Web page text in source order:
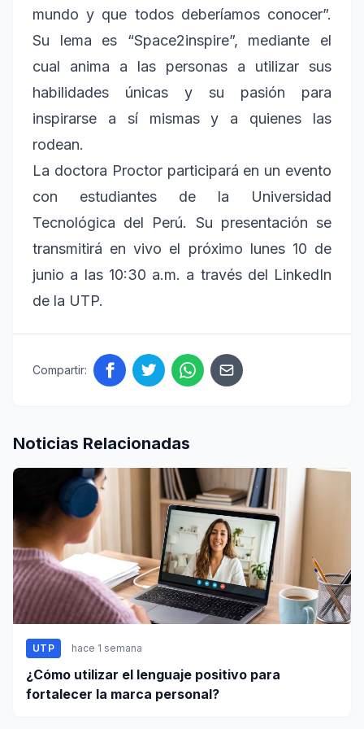
mundo y que todos deberíamos conocer”.
Su lema es “Space2inspire”, mediante el
cual anima a las personas a utilizar sus
habilidades únicas y su pasión para
inspirarse a sí mismas y a quienes las
rodean.
La doctora Proctor participará en un evento
con estudiantes de la Universidad
Tecnológica del Perú. Su presentación se
transmitirá en vivo el próximo lunes 10 de
junio a las 10:30 a.m. a través del LinkedIn
de la UTP.
Compartir:
Noticias Relacionadas
UTP hace 1 semana
¿Cómo utilizar el lenguaje positivo para
fortalecer la marca personal?